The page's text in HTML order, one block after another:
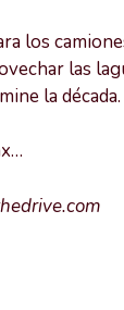
los
las
la década.